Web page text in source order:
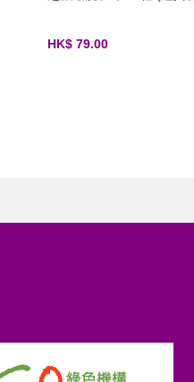
HK$ 79.00